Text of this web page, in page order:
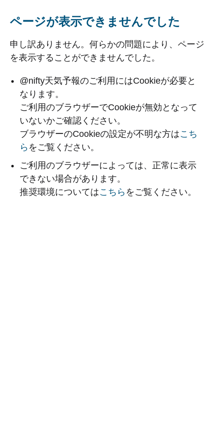
ページが表示できませんでした
申し訳ありません。何らかの問題により、ページ
を表示することができませんでした。
@nifty天気予報のご利用にはCookieが必要と
なります。
ご利用のブラウザーでCookieが無効となって
いないかご確認ください。
ブラウザーのCookieの設定が不明な方はこち
ら をご覧ください。
ご利用のブラウザーによっては、正常に表示
できない場合があります。
推奨環境についてはこちら をご覧ください。